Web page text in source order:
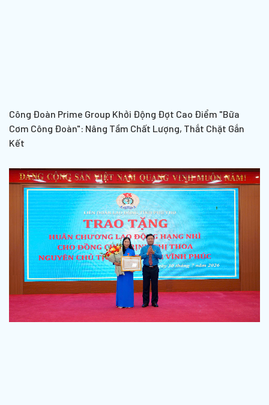
Công Đoàn Prime Group Khởi Động Đợt Cao Điểm "Bữa
Cơm Công Đoàn": Nâng Tầm Chất Lượng, Thắt Chặt Gắn
Kết